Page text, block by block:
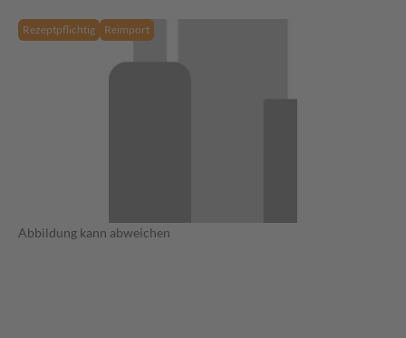
Rezeptpflichtig Reimport
Abbildung kann abweichen